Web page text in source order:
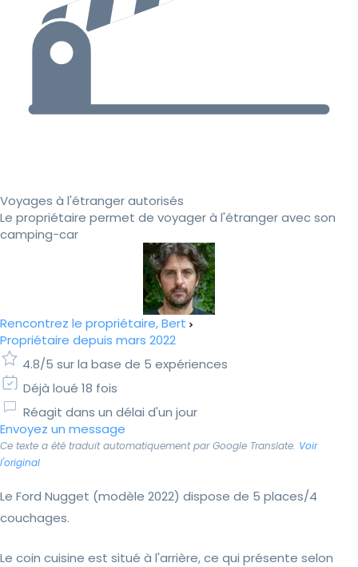
Voyages à l'étranger autorisés
Le propriétaire permet de voyager à l'étranger avec son
camping-car
Rencontrez le propriétaire, Bert
Propriétaire depuis mars 2022
4.8/5 sur la base de 5 expériences
Déjà loué 18 fois
Réagit dans un délai d'un jour
Envoyez un message
Ce texte a été traduit automatiquement par Google Translate. Voir
l'original
Le Ford Nugget (modèle 2022) dispose de 5 places/4
couchages.
Le coin cuisine est situé à l'arrière, ce qui présente selon